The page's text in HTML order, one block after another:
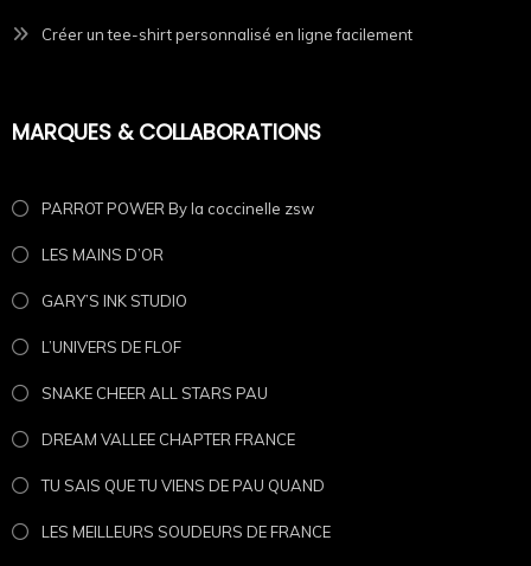
Créer un tee-shirt personnalisé en ligne facilement
MARQUES & COLLABORATIONS
PARROT POWER By la coccinelle zsw
LES MAINS D’OR
GARY’S INK STUDIO
L’UNIVERS DE FLOF
SNAKE CHEER ALL STARS PAU
DREAM VALLEE CHAPTER FRANCE
TU SAIS QUE TU VIENS DE PAU QUAND
LES MEILLEURS SOUDEURS DE FRANCE